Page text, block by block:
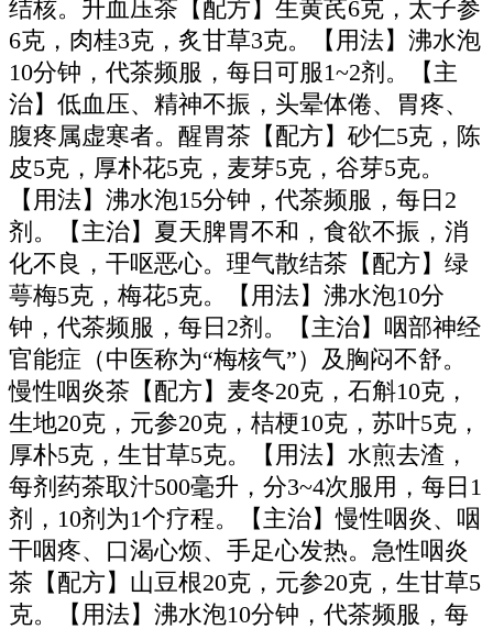
结核。升血压茶【配方】生黄芪6克，太子参
6克，肉桂3克，炙甘草3克。【用法】沸水泡
10分钟，代茶频服，每日可服1~2剂。【主
治】低血压、精神不振，头晕体倦、胃疼、
腹疼属虚寒者。醒胃茶【配方】砂仁5克，陈
皮5克，厚朴花5克，麦芽5克，谷芽5克。
【用法】沸水泡15分钟，代茶频服，每日2
剂。【主治】夏天脾胃不和，食欲不振，消
化不良，干呕恶心。理气散结茶【配方】绿
萼梅5克，梅花5克。【用法】沸水泡10分
钟，代茶频服，每日2剂。【主治】咽部神经
官能症（中医称为“梅核气”）及胸闷不舒。
慢性咽炎茶【配方】麦冬20克，石斛10克，
生地20克，元参20克，桔梗10克，苏叶5克，
厚朴5克，生甘草5克。【用法】水煎去渣，
每剂药茶取汁500毫升，分3~4次服用，每日1
剂，10剂为1个疗程。【主治】慢性咽炎、咽
干咽疼、口渴心烦、手足心发热。急性咽炎
茶【配方】山豆根20克，元参20克，生甘草5
克。【用法】沸水泡10分钟，代茶频服，每